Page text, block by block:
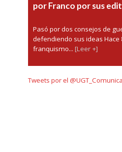
por Franco por sus
Pasó por dos consejos de
defendiendo sus ideas Hace
franquismo... [Leer +]
Tweets por el